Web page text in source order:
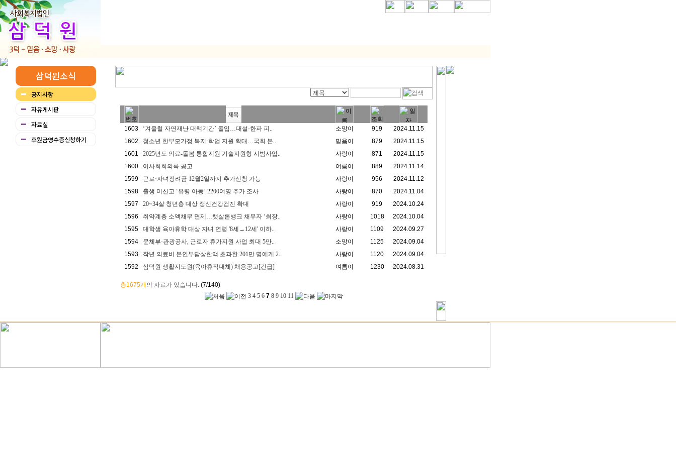
삼덕원소식
공지사항
자유게시판
자료실
후원금영수증신청하기
1603 ‘겨울철 자연재난 대책기간’ 돌입…대설·한파 피.. 소망이 919
2024.11.15
1602
청소년 한부모가정 복지·학업 지원 확대…국회 본.. 믿음이 879
2024.11.15
1601
2025년도 의료-돌봄 통합지원 기술지원형 시범사업.. 사랑이 871
2024.11.15
1600
이사회회의록 공고 여름이 889
2024.11.14
1599
근로·자녀장려금 12월2일까지 추가신청 가능 사랑이 956
2024.11.12
1598
출생 미신고 ‘유령 아동’ 2200여명 추가 조사 사랑이 870
2024.11.04
1597
20~34살 청년층 대상 정신건강검진 확대 사랑이 919
2024.10.24
1596
취약계층 소액채무 면제…햇살론뱅크 채무자 ‘최장.. 사랑이 1018
2024.10.04
1595
대학생 육아휴학 대상 자녀 연령 '8세→12세' 이하.. 사랑이 1109
2024.09.27
1594
문체부·관광공사, 근로자 휴가지원 사업 최대 5만.. 소망이 1125
2024.09.04
1593
작년 의료비 본인부담상한액 초과한 201만 명에게 2.. 사랑이 1120
2024.09.04
1592
삼덕원 생활지도원(육아휴직대체) 채용공고[긴급] 여름이 1230 2024.08.31
총1675개 의 자료가 있습니다.(7/140)
3 4 5 6 7 8 9 10 11